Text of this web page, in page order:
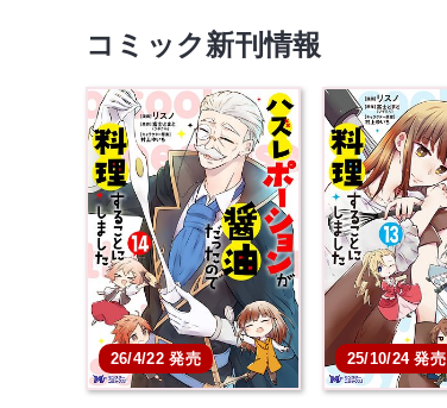
コミック新刊情報
26/4/22 発売 25/10/24 発売